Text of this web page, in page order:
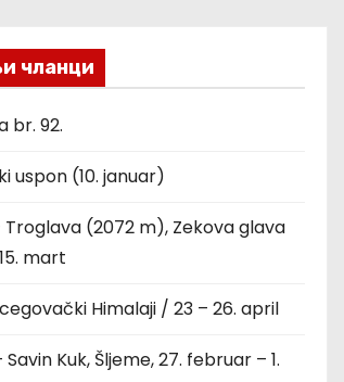
чланци
br. 92.
uspon (10. januar)
Troglava (2072 m), Zekova glava
mart
Himalaji / 23 – 26. april
Savin Kuk, Šljeme, 27. februar – 1.